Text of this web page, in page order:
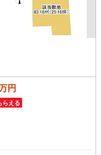
一生涯の家計シミュレーショ
といった疑問から住宅ローン
をご提案
円
らえる